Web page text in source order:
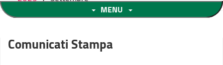
MENU
Comunicati Stampa